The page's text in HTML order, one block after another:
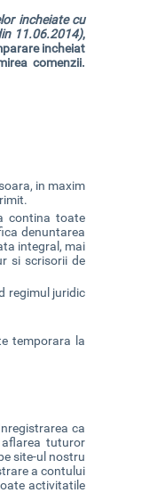
incheiate cu
11.06.2014),
incheiat
comenzii.
in maxim
contina toate
denuntarea
integral, mai
si scrisorii de
regimul juridic
temporara la
ca
tuturor
site-ul nostru
a contului
activitatile